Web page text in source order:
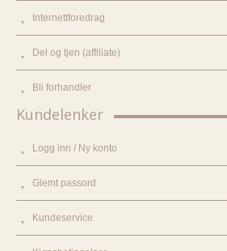
Internettforedrag
Del og tjen (affiliate)
Bli forhandler
Kundelenker
Logg inn / Ny konto
Glemt passord
Kundeservice